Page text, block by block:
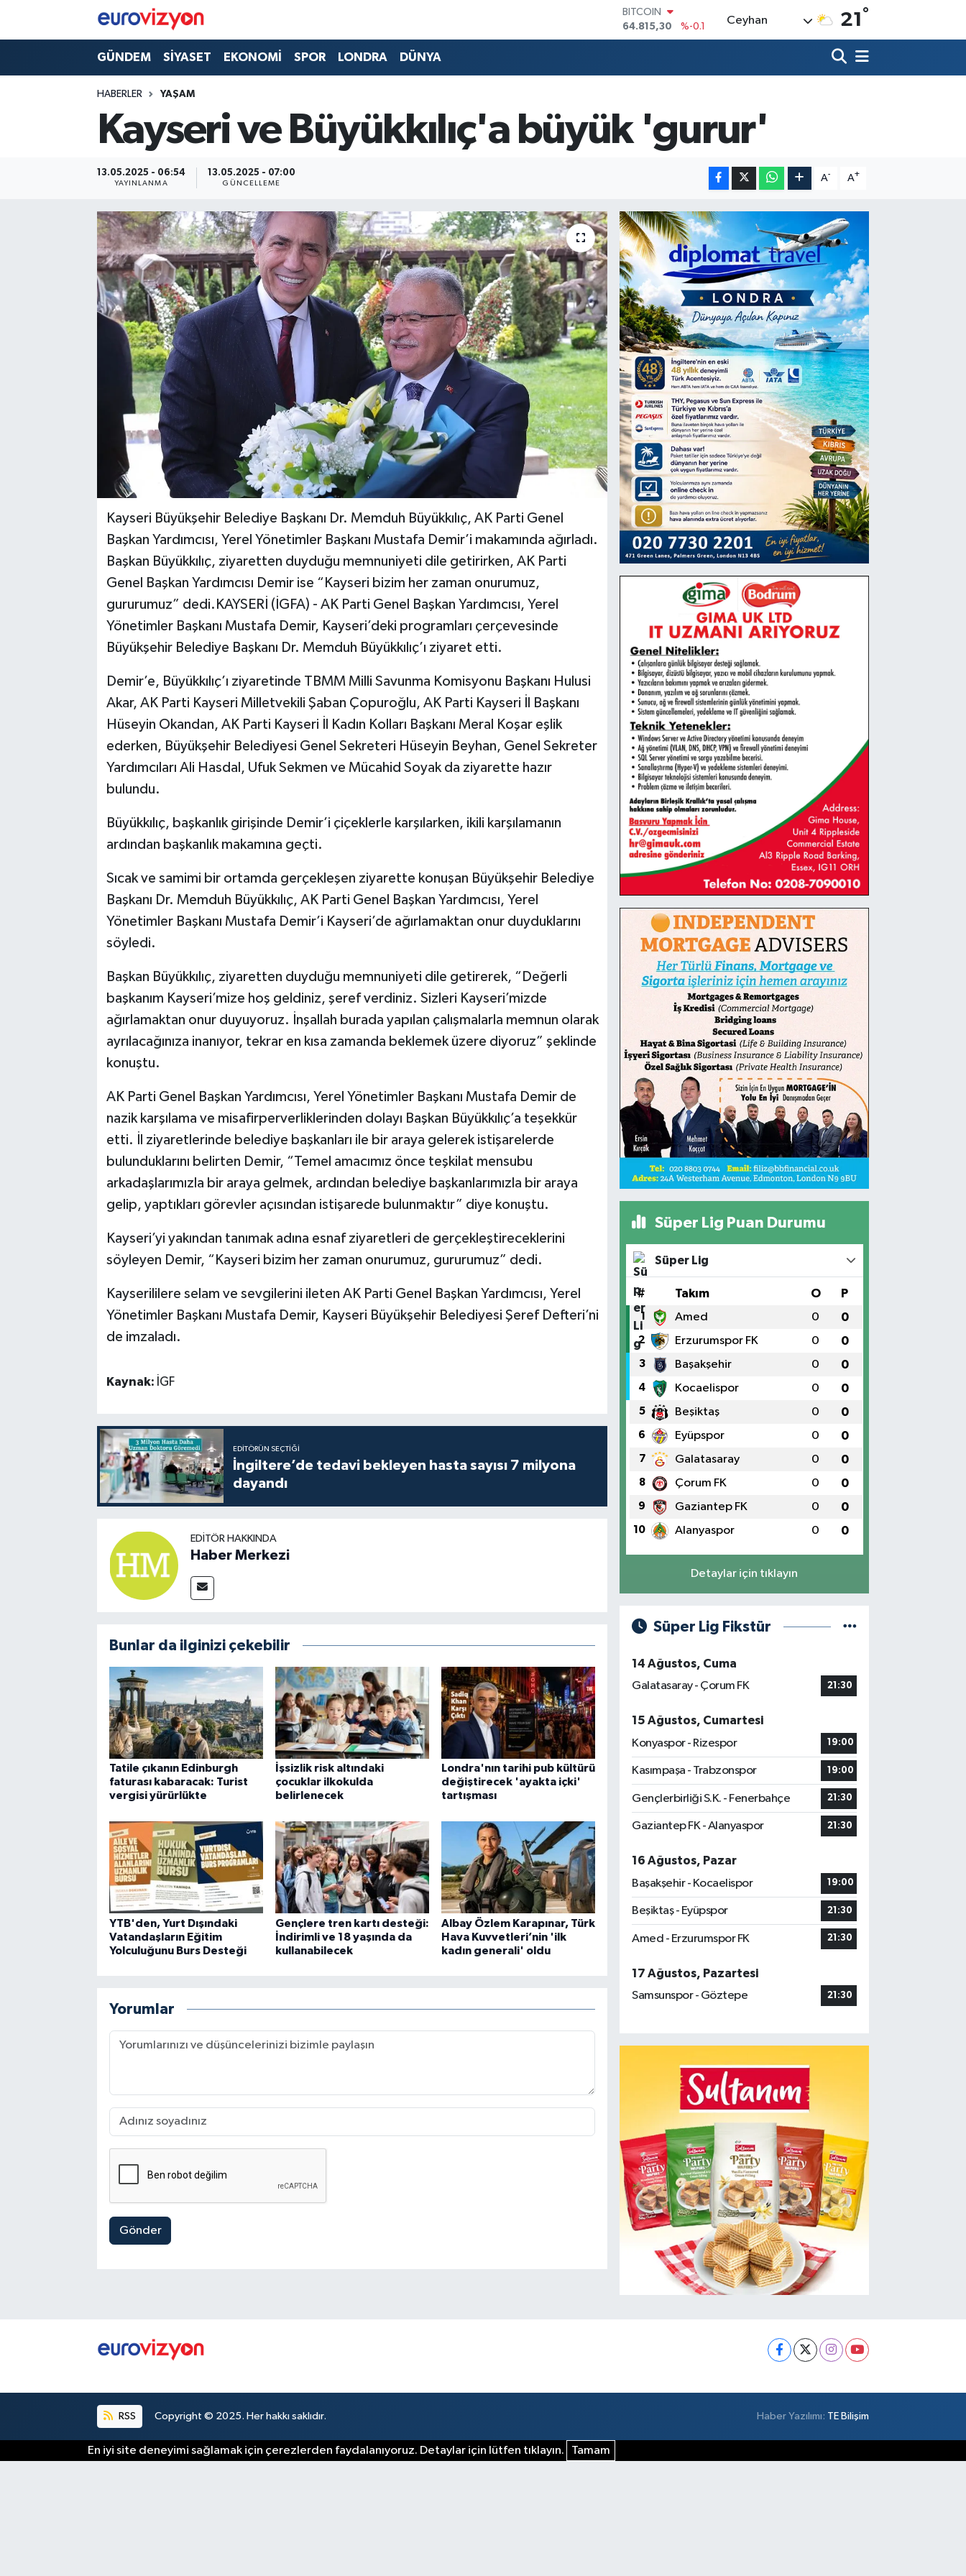
DOLAR
47,7436
%0.18
EURO
6660.55
BİST100
13.779
%-14
Ceyhan 21 °
GÜNDEM SİYASET EKONOMİ SPOR LONDRA DÜNYA
HABERLER YAŞAM
Kayseri ve Büyükkılıç'a büyük 'gurur'
13.05.2025 - 06:54
YAYINLANMA
13.05.2025 - 07:00
GÜNCELLEME
A- A+
Kayseri Büyükşehir Belediye Başkanı Dr. Memduh Büyükkılıç, AK Parti Genel
Başkan Yardımcısı, Yerel Yönetimler Başkanı Mustafa Demir’i makamında ağırladı.
Başkan Büyükkılıç, ziyaretten duyduğu memnuniyeti dile getirirken, AK Parti
Genel Başkan Yardımcısı Demir ise “Kayseri bizim her zaman onurumuz,
gururumuz” dedi.KAYSERİ (İGFA) - AK Parti Genel Başkan Yardımcısı, Yerel
Yönetimler Başkanı Mustafa Demir, Kayseri’deki programları çerçevesinde
Büyükşehir Belediye Başkanı Dr. Memduh Büyükkılıç’ı ziyaret etti.
Demir’e, Büyükkılıç’ı ziyaretinde TBMM Milli Savunma Komisyonu Başkanı Hulusi
Akar, AK Parti Kayseri Milletvekili Şaban Çopuroğlu, AK Parti Kayseri İl Başkanı
Hüseyin Okandan, AK Parti Kayseri İl Kadın Kolları Başkanı Meral Koşar eşlik
ederken, Büyükşehir Belediyesi Genel Sekreteri Hüseyin Beyhan, Genel Sekreter
Yardımcıları Ali Hasdal, Ufuk Sekmen ve Mücahid Soyak da ziyarette hazır
bulundu.
Büyükkılıç, başkanlık girişinde Demir’i çiçeklerle karşılarken, ikili karşılamanın
ardından başkanlık makamına geçti.
Sıcak ve samimi bir ortamda gerçekleşen ziyarette konuşan Büyükşehir Belediye
Başkanı Dr. Memduh Büyükkılıç, AK Parti Genel Başkan Yardımcısı, Yerel
Yönetimler Başkanı Mustafa Demir’i Kayseri’de ağırlamaktan onur duyduklarını
söyledi.
Başkan Büyükkılıç, ziyaretten duyduğu memnuniyeti dile getirerek, “Değerli
başkanım Kayseri’mize hoş geldiniz, şeref verdiniz. Sizleri Kayseri’mizde
ağırlamaktan onur duyuyoruz. İnşallah burada yapılan çalışmalarla memnun olarak
ayrılacağınıza inanıyor, tekrar en kısa zamanda beklemek üzere diyoruz” şeklinde
konuştu.
AK Parti Genel Başkan Yardımcısı, Yerel Yönetimler Başkanı Mustafa Demir de
nazik karşılama ve misafirperverliklerinden dolayı Başkan Büyükkılıç’a teşekkür
etti. İl ziyaretlerinde belediye başkanları ile bir araya gelerek istişarelerde
bulunduklarını belirten Demir, “Temel amacımız önce teşkilat mensubu
arkadaşlarımızla bir araya gelmek, ardından belediye başkanlarımızla bir araya
gelip, yaptıkları görevler açısından istişarede bulunmaktır” diye konuştu.
Kayseri’yi yakından tanımak adına esnaf ziyaretleri de gerçekleştireceklerini
söyleyen Demir, “Kayseri bizim her zaman onurumuz, gururumuz” dedi.
Kayserililere selam ve sevgilerini ileten AK Parti Genel Başkan Yardımcısı, Yerel
Yönetimler Başkanı Mustafa Demir, Kayseri Büyükşehir Belediyesi Şeref Defteri’ni
de imzaladı.
Kaynak: İGF
EDITÖRÜN SEÇTIĞI
İngiltere’de tedavi bekleyen hasta sayısı 7 milyona
dayandı
EDITÖR HAKKINDA
Haber Merkezi
Bunlar da ilginizi çekebilir
Tatile çıkanın Edinburgh
faturası kabaracak: Turist
vergisi yürürlükte
İşsizlik risk altındaki
çocuklar ilkokulda
belirlenecek
Londra'nın tarihi pub kültürü
değiştirecek 'ayakta içki'
tartışması
YTB'den, Yurt Dışındaki
Vatandaşların Eğitim
Yolculuğunu Burs Desteği
Gençlere tren kartı desteği:
İndirimli ve 18 yaşında da
kullanabilecek
Albay Özlem Karapınar, Türk
Hava Kuvvetleri’nin 'ilk
kadın generali' oldu
Yorumlar
Gönder
Süper Lig Puan Durumu
Süper Lig
# Takım O P
1 Amed 0 0
2 Erzurumspor FK 0 0
3 Başakşehir 0 0
4 Kocaelispor 0 0
5 Beşiktaş 0 0
6 Eyüpspor 0 0
7 Galatasaray 0 0
8 Çorum FK 0 0
9 Gaziantep FK 0 0
10 Alanyaspor 0 0
Detaylar için tıklayın
Süper Lig Fikstür
14 Ağustos, Cuma
Galatasaray - Çorum FK
21:30
15 Ağustos, Cumartesi
Konyaspor - Rizespor
19:00
Kasımpaşa - Trabzonspor 19:00
Gençlerbirliği S.K. - Fenerbahçe 21:30
Gaziantep FK - Alanyaspor 21:30
16 Ağustos, Pazar
Başakşehir - Kocaelispor
19:00
Beşiktaş - Eyüpspor 21:30
Amed - Erzurumspor FK 21:30
17 Ağustos, Pazartesi
Samsunspor - Göztepe
21:30
RSS Copyright © 2025. Her hakkı saklıdır. Haber Yazılımı: TE Bilişim
En iyi site deneyimi sağlamak için çerezlerden faydalanıyoruz. Detaylar için lütfen tıklayın. Tamam